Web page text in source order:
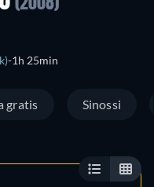
(2008)
1h 25min
gratis Sinossi